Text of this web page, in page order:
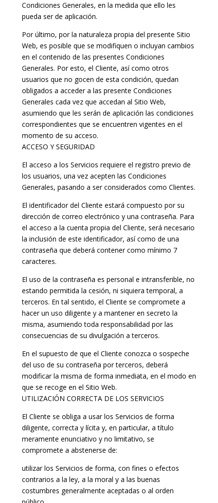
Condiciones Generales, en la medida que ello les
pueda ser de aplicación.
Por último, por la naturaleza propia del presente Sitio
Web, es posible que se modifiquen o incluyan cambios
en el contenido de las presentes Condiciones
Generales. Por esto, el Cliente, así como otros
usuarios que no gocen de esta condición, quedan
obligados a acceder a las presente Condiciones
Generales cada vez que accedan al Sitio Web,
asumiendo que les serán de aplicación las condiciones
correspondientes que se encuentren vigentes en el
momento de su acceso.
ACCESO Y SEGURIDAD
El acceso a los Servicios requiere el registro previo de
los usuarios, una vez acepten las Condiciones
Generales, pasando a ser considerados como Clientes.
El identificador del Cliente estará compuesto por su
dirección de correo electrónico y una contraseña. Para
el acceso a la cuenta propia del Cliente, será necesario
la inclusión de este identificador, así como de una
contraseña que deberá contener como mínimo 7
caracteres.
El uso de la contraseña es personal e intransferible, no
estando permitida la cesión, ni siquiera temporal, a
terceros. En tal sentido, el Cliente se compromete a
hacer un uso diligente y a mantener en secreto la
misma, asumiendo toda responsabilidad por las
consecuencias de su divulgación a terceros.
En el supuesto de que el Cliente conozca o sospeche
del uso de su contraseña por terceros, deberá
modificar la misma de forma inmediata, en el modo en
que se recoge en el Sitio Web.
UTILIZACIÓN CORRECTA DE LOS SERVICIOS
El Cliente se obliga a usar los Servicios de forma
diligente, correcta y lícita y, en particular, a título
meramente enunciativo y no limitativo, se
compromete a abstenerse de:
utilizar los Servicios de forma, con fines o efectos
contrarios a la ley, a la moral y a las buenas
costumbres generalmente aceptadas o al orden